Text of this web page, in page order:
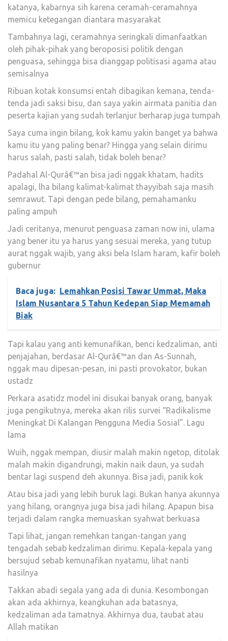
katanya, kabarnya sih karena ceramah-ceramahnya
memicu ketegangan diantara masyarakat
Tambahnya lagi, ceramahnya seringkali dimanfaatkan
oleh pihak-pihak yang beroposisi politik dengan
penguasa, sehingga bisa dianggap politisasi agama atau
semisalnya
Ribuan kotak konsumsi entah dibagikan kemana, tenda-
tenda jadi saksi bisu, dan saya yakin airmata panitia dan
peserta kajian yang sudah terlanjur berharap juga tumpah
Saya cuma ingin bilang, kok kamu yakin banget ya bahwa
kamu itu yang paling benar? Hingga yang selain dirimu
harus salah, pasti salah, tidak boleh benar?
Padahal Al-Qurâ€™an bisa jadi nggak khatam, hadits
apalagi, lha bilang kalimat-kalimat thayyibah saja masih
semrawut. Tapi dengan pede bilang, pemahamanku
paling ampuh
Jadi ceritanya, menurut penguasa zaman now ini, ulama
yang bener itu ya harus yang sesuai mereka, yang tutup
aurat nggak wajib, yang aksi bela Islam haram, kafir boleh
gubernur
Baca juga: Lemahkan Posisi Tawar Ummat, Maka
Islam Nusantara 5 Tahun Kedepan Siap Memamah
Biak
Tapi kalau yang anti kemunafikan, benci kedzaliman, anti
penjajahan, berdasar Al-Qurâ€™an dan As-Sunnah,
nggak mau dipesan-pesan, ini pasti provokator, bukan
ustadz
Perkara asatidz model ini disukai banyak orang, banyak
juga pengikutnya, mereka akan rilis survei “Radikalisme
Meningkat Di Kalangan Pengguna Media Sosial”. Lagu
lama
Wuih, nggak mempan, diusir malah makin ngetop, ditolak
malah makin digandrungi, makin naik daun, ya sudah
bentar lagi suspend deh akunnya. Bisa jadi, panik kok
Atau bisa jadi yang lebih buruk lagi. Bukan hanya akunnya
yang hilang, orangnya juga bisa jadi hilang. Apapun bisa
terjadi dalam rangka memuaskan syahwat berkuasa
Tapi lihat, jangan remehkan tangan-tangan yang
tengadah sebab kedzaliman dirimu. Kepala-kepala yang
bersujud sebab kemunafikan nyatamu, lihat nanti
hasilnya
Takkan abadi segala yang ada di dunia. Kesombongan
akan ada akhirnya, keangkuhan ada batasnya,
kedzaliman ada tamatnya. Akhirnya dua, taubat atau
Allah matikan